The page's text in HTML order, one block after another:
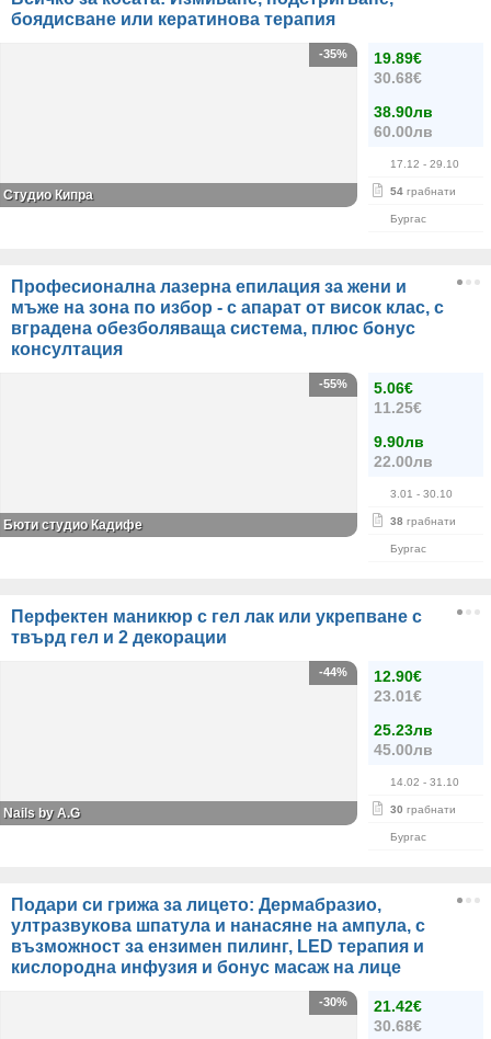
боядисване или кератинова терапия
19.89€
30.68€
38.90лв
60.00лв
17.12 - 29.10
54 грабнати
Бургас
-35%
Студио Кипра
Професионална лазерна епилация за жени и
мъже на зона по избор - с апарат от висок клас, с
вградена обезболяваща система, плюс бонус
консултация
5.06€
11.25€
9.90лв
22.00лв
3.01 - 30.10
38 грабнати
Бургас
-55%
Бюти студио Кадифе
Перфектен маникюр с гел лак или укрепване с
твърд гел и 2 декорации
12.90€
23.01€
25.23лв
45.00лв
14.02 - 31.10
30 грабнати
Бургас
-44%
Nails by A.G
Подари си грижа за лицето: Дермабразио,
ултразвукова шпатула и нанасяне на ампула, с
възможност за ензимен пилинг, LED терапия и
кислородна инфузия и бонус масаж на лице
21.42€
30.68€
-30%